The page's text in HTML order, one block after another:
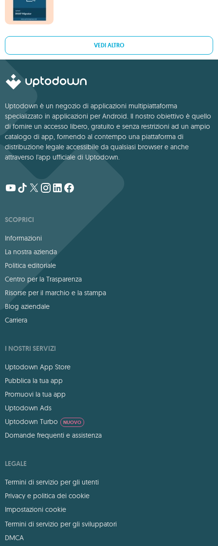
VEDI ALTRO
Uptodown è un negozio di applicazioni multipiattaforma
specializzato in applicazioni per Android. Il nostro obiettivo è quello
di fornire un accesso libero, gratuito e senza restrizioni ad un ampio
catalogo di app, fornendo al contempo una piattaforma di
distribuzione legale accessibile da qualsiasi browser e anche
attraverso l'app ufficiale di Uptodown.
SCOPRICI
Informazioni
La nostra azienda
Politica editoriale
Centro per la Trasparenza
Risorse per il marchio e la stampa
Blog aziendale
Carriera
I NOSTRI SERVIZI
Uptodown App Store
Pubblica la tua app
Promuovi la tua app
Uptodown Ads
Uptodown Turbo
NUOVO
Domande frequenti e assistenza
LEGALE
Termini di servizio per gli utenti
Privacy e politica dei cookie
Impostazioni cookie
Termini di servizio per gli sviluppatori
DMCA